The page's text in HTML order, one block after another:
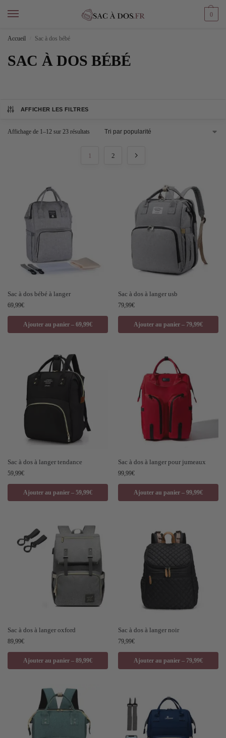
0
Accueil Sac à dos bébé
SAC À DOS BÉBÉ
AFFICHER LES FILTRES
Affichage de 1–12 sur 23 résultats
1 2
Sac à dos bébé à langer
69,99€
Ajouter au panier – 69,99€
Sac à dos à langer usb
79,99€
Ajouter au panier – 79,99€
Sac à dos à langer tendance
59,99€
Ajouter au panier – 59,99€
Sac à dos à langer pour jumeaux
99,99€
Ajouter au panier – 99,99€
Sac à dos à langer oxford
89,99€
Ajouter au panier – 89,99€
Sac à dos à langer noir
79,99€
Ajouter au panier – 79,99€